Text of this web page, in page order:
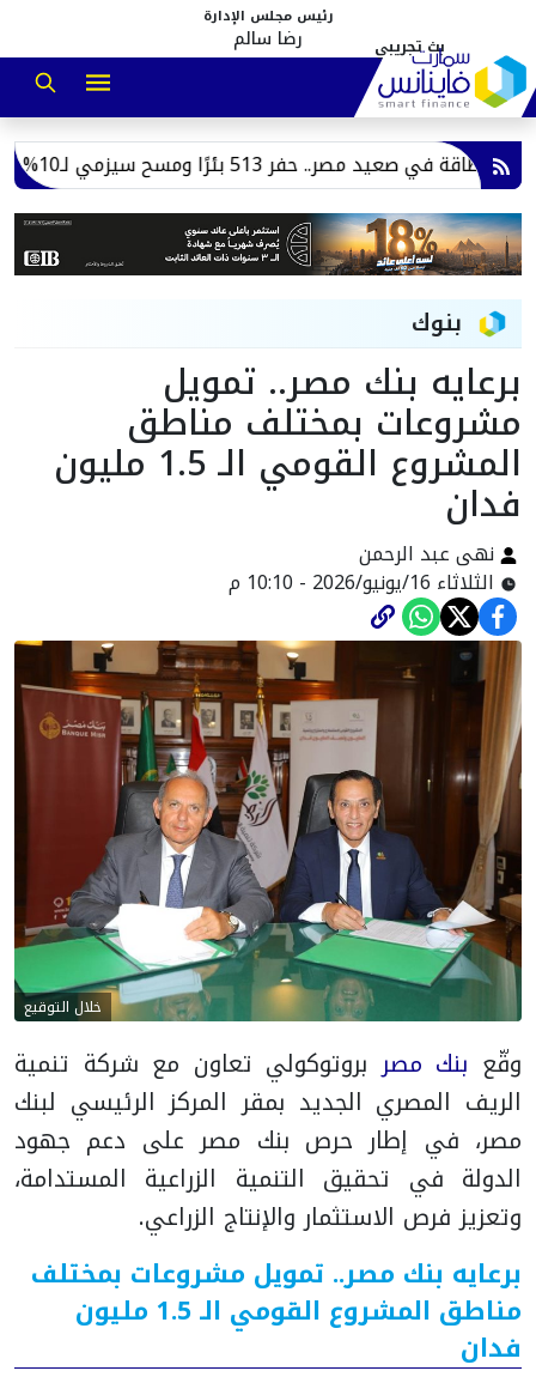
رئيس مجلس الإدارة
رضا سالم
ومسح سيزمي لـ10% من مساحة الجمهورية
بنوك
برعايه بنك مصر.. تمويل
مشروعات بمختلف مناطق
المشروع القومي الـ 1.5 مليون
فدان
نهى عبد الرحمن
الثلاثاء 16/يونيو/2026 - 10:10 م
خلال التوقيع
وقّع بنك مصربروتوكولي تعاون مع شركة تنمية
الريف المصري الجديد بمقر المركز الرئيسي لبنك
مصر، في إطار حرص بنك مصر على دعم جهود
الدولة في تحقيق التنمية الزراعية المستدامة،
وتعزيز فرص الاستثمار والإنتاج الزراعي.
برعايه بنك مصر.. تمويل مشروعات بمختلف
مناطق المشروع القومي الـ 1.5 مليون
فدان